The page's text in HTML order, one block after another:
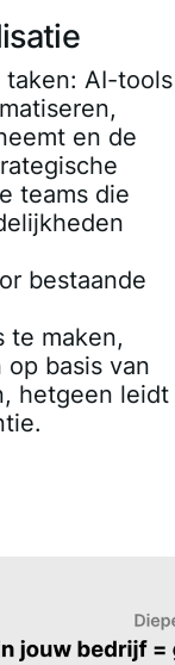
AI-tools
en de
teams die
bestaande
te maken,
basis van
hetgeen leidt